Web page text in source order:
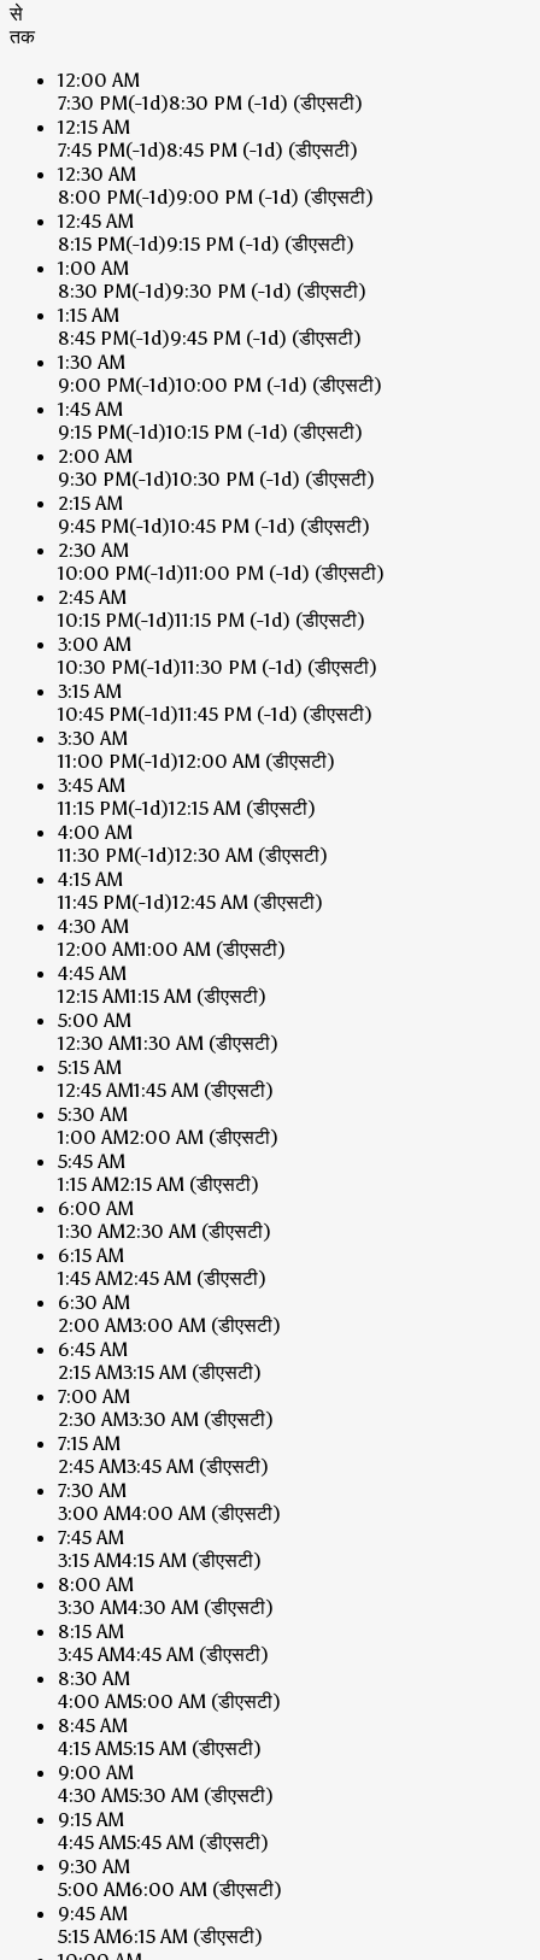
से
तक
12:00 AM
7:30 PM(-1d)8:30 PM (-1d) (डीएसटी)
12:15 AM
7:45 PM(-1d)8:45 PM (-1d) (डीएसटी)
12:30 AM
8:00 PM(-1d)9:00 PM (-1d) (डीएसटी)
12:45 AM
8:15 PM(-1d)9:15 PM (-1d) (डीएसटी)
1:00 AM
8:30 PM(-1d)9:30 PM (-1d) (डीएसटी)
1:15 AM
8:45 PM(-1d)9:45 PM (-1d) (डीएसटी)
1:30 AM
9:00 PM(-1d)10:00 PM (-1d) (डीएसटी)
1:45 AM
9:15 PM(-1d)10:15 PM (-1d) (डीएसटी)
2:00 AM
9:30 PM(-1d)10:30 PM (-1d) (डीएसटी)
2:15 AM
9:45 PM(-1d)10:45 PM (-1d) (डीएसटी)
2:30 AM
10:00 PM(-1d)11:00 PM (-1d) (डीएसटी)
2:45 AM
10:15 PM(-1d)11:15 PM (-1d) (डीएसटी)
3:00 AM
10:30 PM(-1d)11:30 PM (-1d) (डीएसटी)
3:15 AM
10:45 PM(-1d)11:45 PM (-1d) (डीएसटी)
3:30 AM
11:00 PM(-1d)12:00 AM (डीएसटी)
3:45 AM
11:15 PM(-1d)12:15 AM (डीएसटी)
4:00 AM
11:30 PM(-1d)12:30 AM (डीएसटी)
4:15 AM
11:45 PM(-1d)12:45 AM (डीएसटी)
4:30 AM
12:00 AM1:00 AM (डीएसटी)
4:45 AM
12:15 AM1:15 AM (डीएसटी)
5:00 AM
12:30 AM1:30 AM (डीएसटी)
5:15 AM
12:45 AM1:45 AM (डीएसटी)
5:30 AM
1:00 AM2:00 AM (डीएसटी)
5:45 AM
1:15 AM2:15 AM (डीएसटी)
6:00 AM
1:30 AM2:30 AM (डीएसटी)
6:15 AM
1:45 AM2:45 AM (डीएसटी)
6:30 AM
2:00 AM3:00 AM (डीएसटी)
6:45 AM
2:15 AM3:15 AM (डीएसटी)
7:00 AM
2:30 AM3:30 AM (डीएसटी)
7:15 AM
2:45 AM3:45 AM (डीएसटी)
7:30 AM
3:00 AM4:00 AM (डीएसटी)
7:45 AM
3:15 AM4:15 AM (डीएसटी)
8:00 AM
3:30 AM4:30 AM (डीएसटी)
8:15 AM
3:45 AM4:45 AM (डीएसटी)
8:30 AM
4:00 AM5:00 AM (डीएसटी)
8:45 AM
4:15 AM5:15 AM (डीएसटी)
9:00 AM
4:30 AM5:30 AM (डीएसटी)
9:15 AM
4:45 AM5:45 AM (डीएसटी)
9:30 AM
5:00 AM6:00 AM (डीएसटी)
9:45 AM
5:15 AM6:15 AM (डीएसटी)